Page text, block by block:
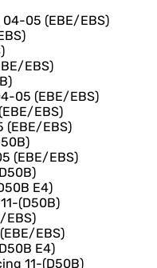
04-05 (EBE/EBS)
EBS)
05 (EBE/EBS)
EBS)
(EBE/EBS)
(EBE/EBS)
E4)
(D50B)
EBS)
EBS)
E4)
11-(D50B)